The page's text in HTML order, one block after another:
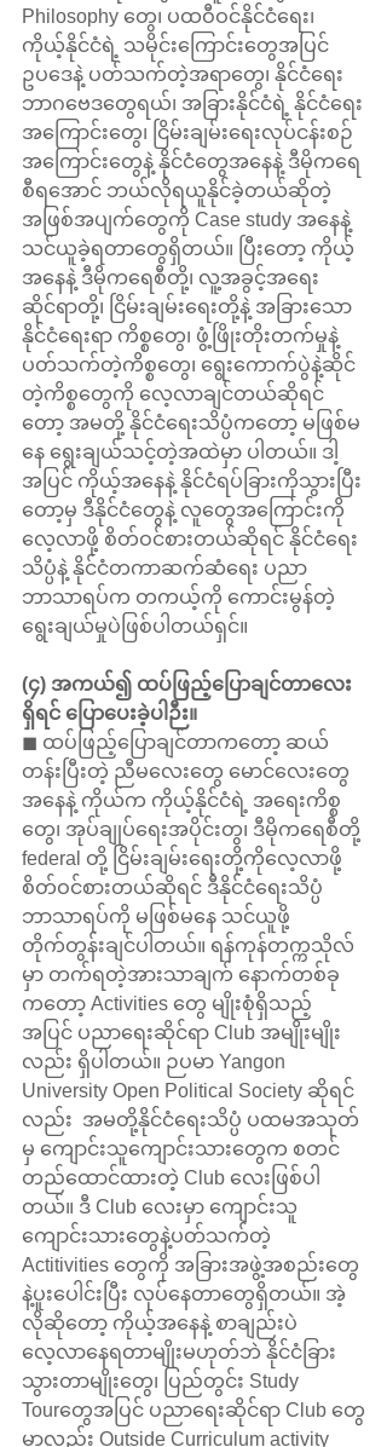
Philosophy တွေ၊ ပထဝီဝင်နိုင်ငံရေး၊
ကိုယ့်နိုင်ငံရဲ့ သမိုင်းကြောင်းတွေအပြင်
ဥပဒေနဲ့ ပတ်သက်တဲ့အရာတွေ၊ နိုင်ငံရေး
ဘာဂဗေဒတွေရယ်၊ အခြားနိုင်ငံရဲ့ နိုင်ငံရေး
အကြောင်းတွေ၊ ငြိမ်းချမ်းရေးလုပ်ငန်းစဉ်
အကြောင်းတွေနဲ့ နိုင်ငံတွေအနေနဲ့ ဒီမိုကရေ
စီရအောင် ဘယ်လိုရယူနိုင်ခဲ့တယ်ဆိုတဲ့
အဖြစ်အပျက်တွေကို Case study အနေနဲ့
သင်ယူခဲ့ရတာတွေရှိတယ်။ ပြီးတော့ ကိုယ့်
အနေနဲ့ ဒီမိုကရေစီတို့၊ လူ့အခွင့်အရေး
ဆိုင်ရာတို့၊ ငြိမ်းချမ်းရေးတို့နဲ့ အခြားသော
နိုင်ငံရေးရာ ကိစ္စတွေ၊ ဖွံ့ဖြိုးတိုးတက်မှုနဲ့
ပတ်သက်တဲ့ကိစ္စတွေ၊ ရွေးကောက်ပွဲနဲ့ဆိုင်
တဲ့ကိစ္စတွေကို လေ့လာချင်တယ်ဆိုရင်
တော့ အမတို့ နိုင်ငံရေးသိပ္ပံကတော့ မဖြစ်မ
နေ ရွေးချယ်သင့်တဲ့အထဲမှာ ပါတယ်။ ဒါ့
အပြင် ကိုယ့်အနေနဲ့ နိုင်ငံရပ်ခြားကိုသွားပြီး
တော့မှ ဒီနိုင်ငံတွေနဲ့ လူတွေအကြောင်းကို
လေ့လာဖို့ စိတ်ဝင်စားတယ်ဆိုရင် နိုင်ငံရေး
သိပ္ပံနဲ့ နိုင်ငံတကာဆက်ဆံရေး ပညာ
ဘာသာရပ်က တကယ့်ကို ကောင်းမွန်တဲ့
ရွေးချယ်မှုပဲဖြစ်ပါတယ်ရှင်။
(၄) အကယ်၍ ထပ်ဖြည့်ပြောချင်တာလေး
ရှိရင် ပြောပေးခဲ့ပါဉီး။
◼ ထပ်ဖြည့်ပြောချင်တာကတော့ ဆယ်
တန်းပြီးတဲ့ ညီမလေးတွေ မောင်လေးတွေ
အနေနဲ့ ကိုယ်က ကိုယ့်နိုင်ငံရဲ့ အရေးကိစ္စ
တွေ၊ အုပ်ချုပ်ရေးအပိုင်းတွ၊ ဒီမိုကရေစီတို့
federal တို့ ငြိမ်းချမ်းရေးတို့ကိုလေ့လာဖို့
စိတ်ဝင်စားတယ်ဆိုရင် ဒီနိုင်ငံရေးသိပ္ပံ
ဘာသာရပ်ကို မဖြစ်မနေ သင်ယူဖို့
တိုက်တွန်းချင်ပါတယ်။ ရန်ကုန်တက္ကသိုလ်
မှာ တက်ရတဲ့အားသာချက် နောက်တစ်ခု
ကတော့ Activities တွေ မျိုးစုံရှိသည့်
အပြင် ပညာရေးဆိုင်ရာ Club အမျိုးမျိုး
လည်း ရှိပါတယ်။ ဉပမာ Yangon
University Open Political Society ဆိုရင်
လည်း  အမတို့နိုင်ငံရေးသိပ္ပံ ပထမအသုတ်
မှ ကျောင်းသူကျောင်းသားတွေက စတင်
တည်ထောင်ထားတဲ့ Club လေးဖြစ်ပါ
တယ်။ ဒီ Club လေးမှာ ကျောင်းသူ
ကျောင်းသားတွေနဲ့ပတ်သက်တဲ့
Actitivities တွေကို အခြားအဖွဲ့အစည်းတွေ
နဲ့ပူးပေါင်းပြီး လုပ်နေတာတွေရှိတယ်။ အဲ့
လိုဆိုတော့ ကိုယ့်အနေနဲ့ စာချည်းပဲ
လေ့လာနေရတာမျိုးမဟုတ်ဘဲ နိုင်ငံခြား
သွားတာမျိုးတွေ၊ ပြည်တွင်း Study
Tourတွေအပြင် ပညာရေးဆိုင်ရာ Club တွေ
မှာလည်း Outside Curriculum activity